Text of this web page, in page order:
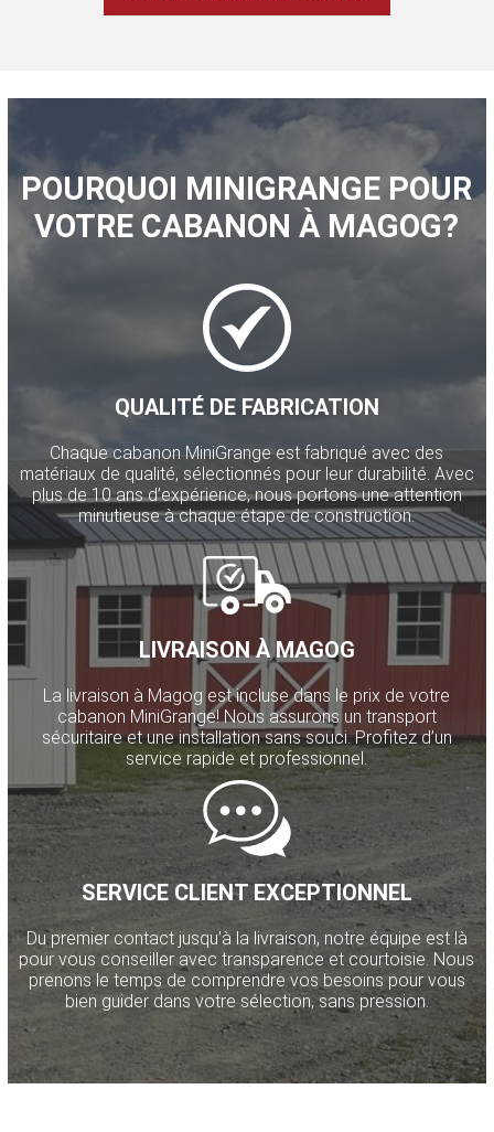
POURQUOI MINIGRANGE POUR
VOTRE CABANON À MAGOG?
QUALITÉ DE FABRICATION
Chaque cabanon MiniGrange est fabriqué avec des
matériaux de qualité, sélectionnés pour leur durabilité. Avec
plus de 10 ans d’expérience, nous portons une attention
minutieuse à chaque étape de construction.
LIVRAISON À MAGOG
La livraison à Magog est incluse dans le prix de votre
cabanon MiniGrange! Nous assurons un transport
sécuritaire et une installation sans souci. Profitez d’un
service rapide et professionnel.
SERVICE CLIENT EXCEPTIONNEL
Du premier contact jusqu’à la livraison, notre équipe est là
pour vous conseiller avec transparence et courtoisie. Nous
prenons le temps de comprendre vos besoins pour vous
bien guider dans votre sélection, sans pression.